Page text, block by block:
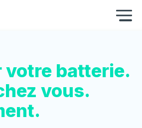
votre batterie.
vous.